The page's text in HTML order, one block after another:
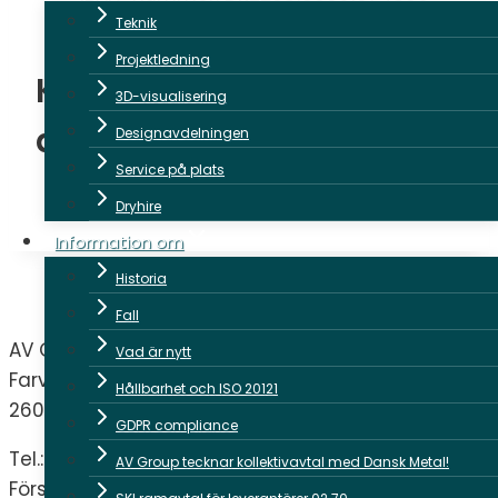
Teknik
Projektledning
3D-visualisering
Designavdelningen
Service på plats
Dryhire
Information om
Historia
Fall
Vad är nytt
Hållbarhet och ISO 20121
GDPR compliance
AV Group tecknar kollektivavtal med Dansk Metal!
SWIFT-kod SYBKDK22
Kontakta oss idag om
ditt projekt
AV Group
Farverland 1B
2600 Glostrup
Tel.:
+45 38 88 93 93
Försäljning och bokning:
hello@avgroup.dk